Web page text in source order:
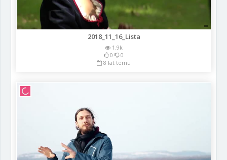
2018_11_16_Lista
1.9k
0
0
8 lat temu